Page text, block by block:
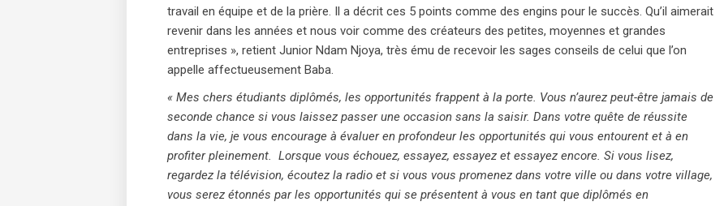
travail en équipe et de la prière. Il a décrit ces 5 points comme des engins pour le succès. Qu’il aimerait
revenir dans les années et nous voir comme des créateurs des petites, moyennes et grandes
entreprises », retient Junior Ndam Njoya, très ému de recevoir les sages conseils de celui que l’on
appelle affectueusement Baba.
« Mes chers étudiants diplômés, les opportunités frappent à la porte. Vous n’aurez peut-être jamais de
seconde chance si vous laissez passer une occasion sans la saisir. Dans votre quête de réussite
dans la vie, je vous encourage à évaluer en profondeur les opportunités qui vous entourent et à en
profiter pleinement. Lorsque vous échouez, essayez, essayez et essayez encore. Si vous lisez,
regardez la télévision, écoutez la radio et si vous vous promenez dans votre ville ou dans votre village,
vous serez étonnés par les opportunités qui se présentent à vous en tant que diplômés en